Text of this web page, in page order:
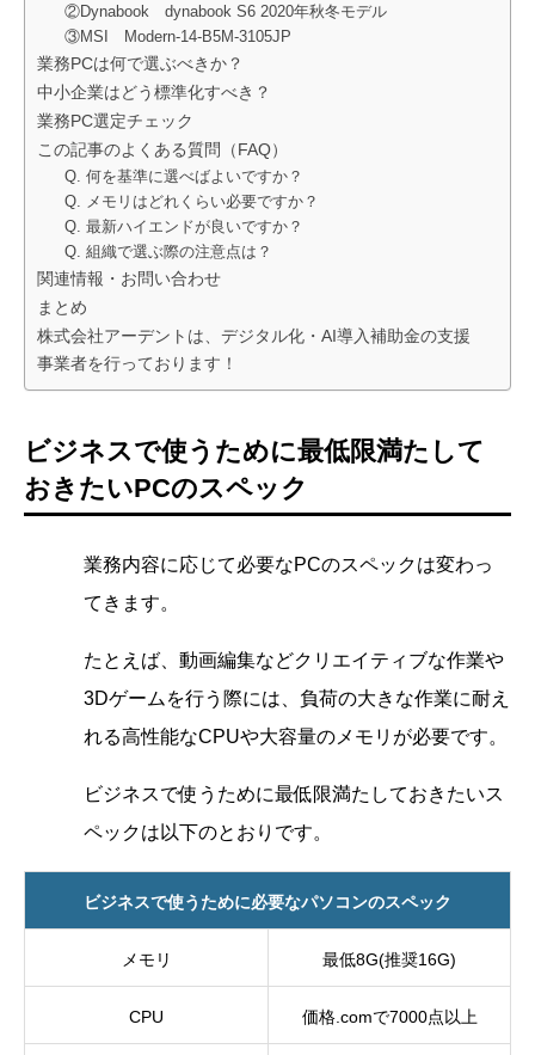
②Dynabook dynabook S6 2020年秋冬モデル
③MSI Modern-14-B5M-3105JP
業務PCは何で選ぶべきか？
中小企業はどう標準化すべき？
業務PC選定チェック
この記事のよくある質問（FAQ）
Q. 何を基準に選べばよいですか？
Q. メモリはどれくらい必要ですか？
Q. 最新ハイエンドが良いですか？
Q. 組織で選ぶ際の注意点は？
関連情報・お問い合わせ
まとめ
株式会社アーデントは、デジタル化・AI導入補助金の支援
事業者を行っております！
ビジネスで使うために最低限満たして
おきたいPCのスペック
業務内容に応じて必要なPCのスペックは変わっ
てきます。
たとえば、動画編集などクリエイティブな作業や
3Dゲームを行う際には、負荷の大きな作業に耐え
れる高性能なCPUや大容量のメモリが必要です。
ビジネスで使うために最低限満たしておきたいス
ペックは以下のとおりです。
ビジネスで使うために必要なパソコンのスペック
メモリ 最低8G(推奨16G)
CPU 価格.comで7000点以上